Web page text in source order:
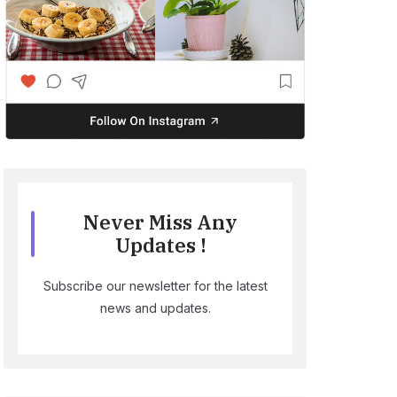
Never Miss Any
Updates !
Subscribe our newsletter for the latest
news and updates.